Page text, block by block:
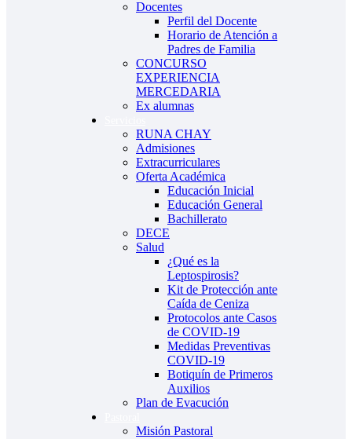
Docentes
Perfil del Docente
Horario de Atención a
Padres de Familia
CONCURSO
EXPERIENCIA
MERCEDARIA
Ex alumnas
RUNA CHAY
Admisiones
Extracurriculares
Oferta Académica
Educación Inicial
Educación General
Bachillerato
DECE
Salud
¿Qué es la
Leptospirosis?
Kit de Protección ante
Caída de Ceniza
Protocolos ante Casos
de COVID-19
Medidas Preventivas
COVID-19
Botiquín de Primeros
Auxilios
Plan de Evacución
Misión Pastoral